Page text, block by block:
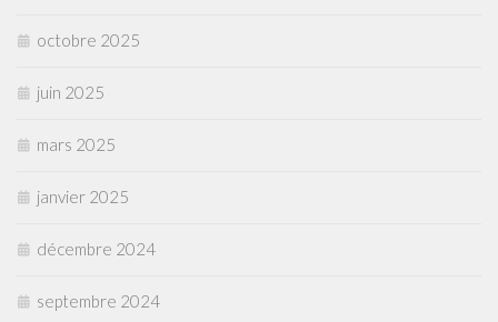
octobre 2025
juin 2025
mars 2025
janvier 2025
décembre 2024
septembre 2024